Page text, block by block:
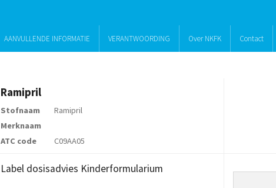
AANVULLENDE INFORMATIE VERANTWOORDING Over NKFK Contact
Ramipril
Stofnaam
Ramipril
Merknaam
ATC code
C09AA05
Label dosisadvies Kinderformularium